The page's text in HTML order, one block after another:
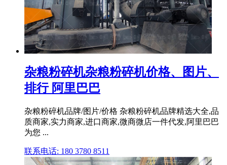
杂粮粉碎机杂粮粉碎机价格、图片、
排行 阿里巴巴
杂粮粉碎机品牌/图片/价格 杂粮粉碎机品牌精选大全,品
质商家,实力商家,进口商家,微商微店一件代发,阿里巴巴
为您 ...
联系电话: 180 3780 8511